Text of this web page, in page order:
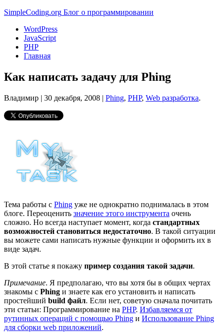
SimpleCoding.org Блог о программировании
WordPress
JavaScript
PHP
Главная
Как написать задачу для Phing
Владимир | 30 декабря, 2008 | Phing, PHP, Web разработка.
Тема работы с Phing уже не однократно поднималась в этом
блоге. Переоценить значение этого инструмента очень
сложно. Но всегда наступает момент, когда стандартных
возможностей становиться недостаточно. В такой ситуации
вы можете сами написать нужные функции и оформить их в
виде задач.
В этой статье я покажу пример создания такой задачи.
Примечание. Я предполагаю, что вы хотя бы в общих чертах
знакомы с Phing и знаете как его установить и написать
простейший build файл. Если нет, советую сначала почитать
эти статьи: Программирование на PHP. Избавляемся от
рутинных операций с помощью Phing и Использование Phing
для сборки web приложений.